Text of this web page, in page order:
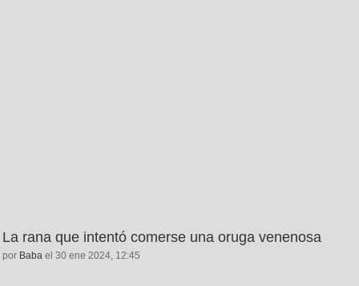
La rana que intentó comerse una oruga venenosa
por Baba el 30 ene 2024, 12:45